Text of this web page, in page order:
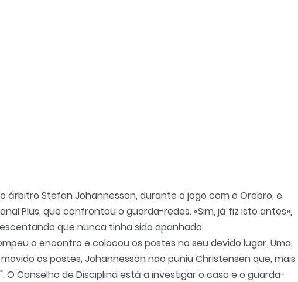
árbitro Stefan Johannesson, durante o jogo com o Orebro, e
Plus, que confrontou o guarda-redes. «Sim, já fiz isto antes»,
que nunca tinha sido apanhado.
o encontro e colocou os postes no seu devido lugar. Uma
os postes, Johannesson não puniu Christensen que, mais
Conselho de Disciplina está a investigar o caso e o guarda-